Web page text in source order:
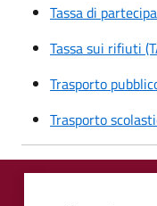
Tassa di
Tassa sui rifiuti
Trasporto
Trasporto